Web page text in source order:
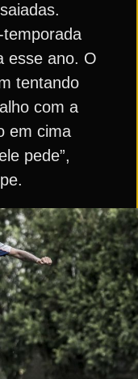
temporada
esse ano. O
tentando
com a
em cima
pede”,